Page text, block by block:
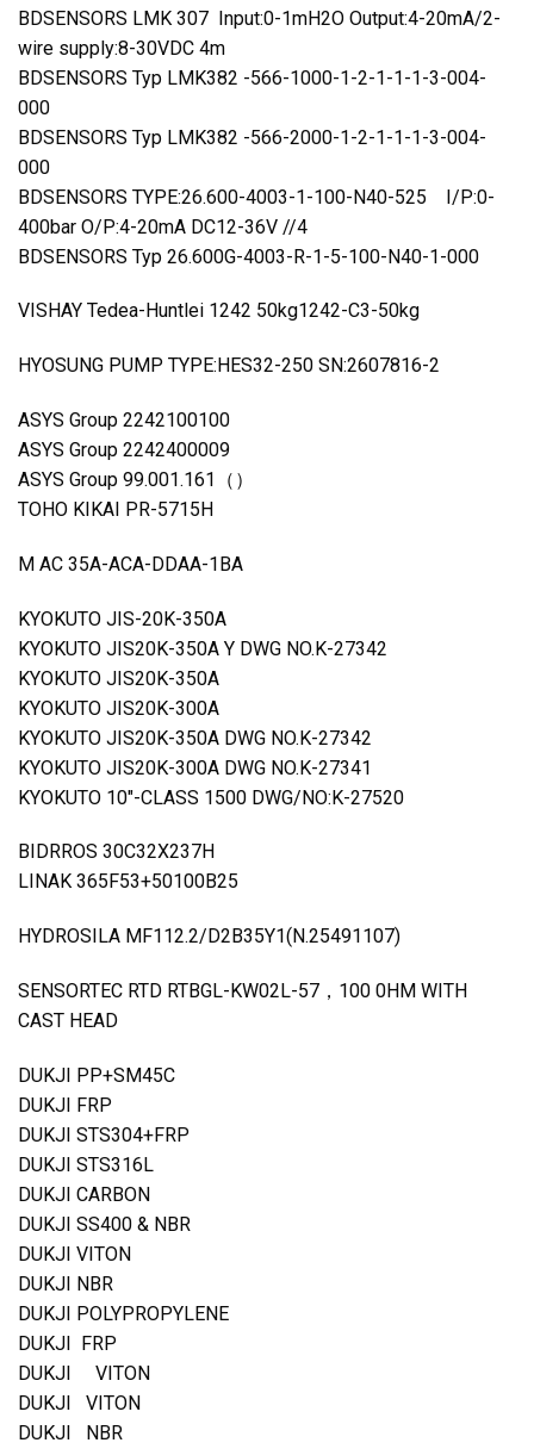
BDSENSORS LMK 307 Input:0-1mH2O Output:4-20mA/2-
wire supply:8-30VDC 4m
BDSENSORS Typ LMK382 -566-1000-1-2-1-1-1-3-004-
000
BDSENSORS Typ LMK382 -566-2000-1-2-1-1-1-3-004-
000
BDSENSORS TYPE:26.600-4003-1-100-N40-525 I/P:0-
400bar O/P:4-20mA DC12-36V //4
BDSENSORS Typ 26.600G-4003-R-1-5-100-N40-1-000
VISHAY Tedea-Huntlei 1242 50kg1242-C3-50kg
HYOSUNG PUMP TYPE:HES32-250 SN:2607816-2
ASYS Group 2242100100
ASYS Group 2242400009
ASYS Group 99.001.161（）
TOHO KIKAI PR-5715H
M AC 35A-ACA-DDAA-1BA
KYOKUTO JIS-20K-350A
KYOKUTO JIS20K-350A Y DWG NO.K-27342
KYOKUTO JIS20K-350A
KYOKUTO JIS20K-300A
KYOKUTO JIS20K-350A DWG NO.K-27342
KYOKUTO JIS20K-300A DWG NO.K-27341
KYOKUTO 10″-CLASS 1500 DWG/NO:K-27520
BIDRROS 30C32X237H
LINAK 365F53+50100B25
HYDROSILA MF112.2/D2B35Y1(N.25491107)
SENSORTEC RTD RTBGL-KW02L-57，100 0HM WITH
CAST HEAD
DUKJI PP+SM45C
DUKJI FRP
DUKJI STS304+FRP
DUKJI STS316L
DUKJI CARBON
DUKJI SS400 & NBR
DUKJI VITON
DUKJI NBR
DUKJI POLYPROPYLENE
DUKJI FRP
DUKJI VITON
DUKJI VITON
DUKJI NBR